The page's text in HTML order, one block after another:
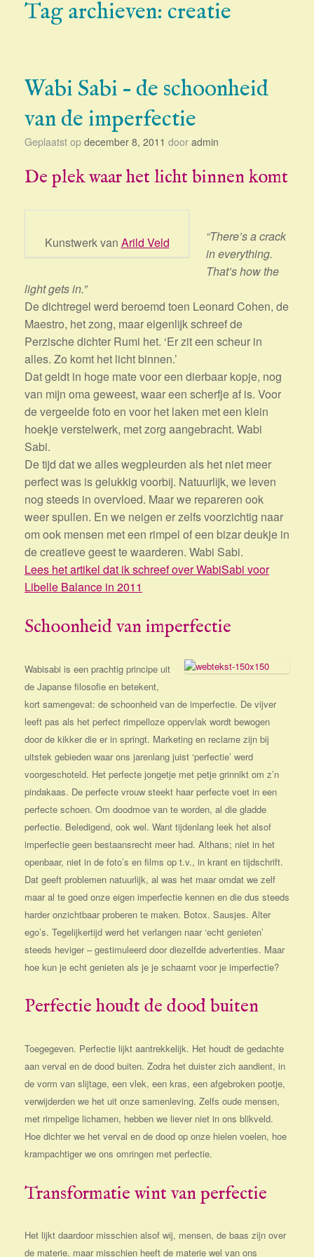
Tag archieven: creatie
Wabi Sabi – de schoonheid
van de imperfectie
Geplaatst op december 8, 2011 door admin
De plek waar het licht binnen komt
Kunstwerk van Arild Veld
“There’s a crack
in everything.
That’s how the
light gets in.”
De dichtregel werd beroemd toen Leonard Cohen, de
Maestro, het zong, maar eigenlijk schreef de
Perzische dichter Rumi het. ‘Er zit een scheur in
alles. Zo komt het licht binnen.’
Dat geldt in hoge mate voor een dierbaar kopje, nog
van mijn oma geweest, waar een scherfje af is. Voor
de vergeelde foto en voor het laken met een klein
hoekje verstelwerk, met zorg aangebracht. Wabi
Sabi.
De tijd dat we alles wegpleurden als het niet meer
perfect was is gelukkig voorbij. Natuurlijk, we leven
nog steeds in overvloed. Maar we repareren ook
weer spullen. En we neigen er zelfs voorzichtig naar
om ook mensen met een rimpel of een bizar deukje in
de creatieve geest te waarderen. Wabi Sabi.
Lees het artikel dat ik schreef over WabiSabi voor
Libelle Balance in 2011
Schoonheid van imperfectie
Wabisabi is een prachtig principe uit
de Japanse filosofie en betekent,
kort samengevat: de schoonheid van de imperfectie. De vijver
leeft pas als het perfect rimpelloze oppervlak wordt bewogen
door de kikker die er in springt. Marketing en reclame zijn bij
uitstek gebieden waar ons jarenlang juist ‘perfectie’ werd
voorgeschoteld. Het perfecte jongetje met petje grinnikt om z’n
pindakaas. De perfecte vrouw steekt haar perfecte voet in een
perfecte schoen. Om doodmoe van te worden, al die gladde
perfectie. Beledigend, ook wel. Want tijdenlang leek het alsof
imperfectie geen bestaansrecht meer had. Althans; niet in het
openbaar, niet in de foto’s en films op t.v., in krant en tijdschrift.
Dat geeft problemen natuurlijk, al was het maar omdat we zelf
maar al te goed onze eigen imperfectie kennen en die dus steeds
harder onzichtbaar proberen te maken. Botox. Sausjes. Alter
ego’s. Tegelijkertijd werd het verlangen naar ‘echt genieten’
steeds heviger – gestimuleerd door diezelfde advertenties. Maar
hoe kun je echt genieten als je je schaamt voor je imperfectie?
Perfectie houdt de dood buiten
Toegegeven. Perfectie lijkt aantrekkelijk. Het houdt de gedachte
aan verval en de dood buiten. Zodra het duister zich aandient, in
de vorm van slijtage, een vlek, een kras, een afgebroken pootje,
verwijderden we het uit onze samenleving. Zelfs oude mensen,
met rimpelige lichamen, hebben we liever niet in ons blikveld.
Hoe dichter we het verval en de dood op onze hielen voelen, hoe
krampachtiger we ons omringen met perfectie.
Transformatie wint van perfectie
Het lijkt daardoor misschien alsof wij, mensen, de baas zijn over
de materie, maar misschien heeft de materie wel van ons